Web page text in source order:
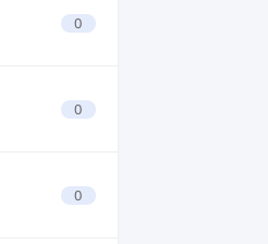
0
0
0